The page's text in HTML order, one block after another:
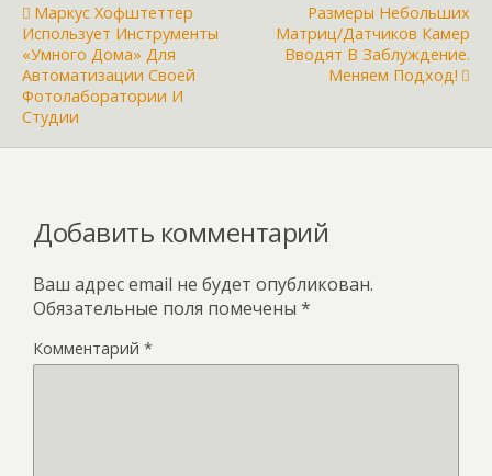
Маркус Хофштеттер
Использует Инструменты
«умного Дома» Для
Автоматизации Своей
Фотолаборатории И
Студии
Размеры Небольших
Матриц/датчиков Камер
Вводят В Заблуждение.
Меняем Подход!
Добавить комментарий
Ваш адрес email не будет опубликован.
Обязательные поля помечены *
Комментарий *